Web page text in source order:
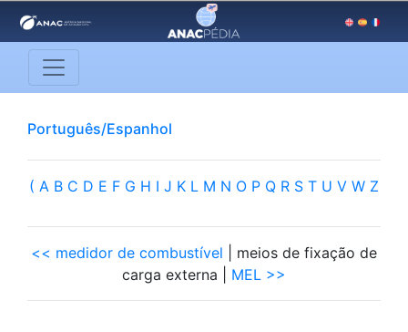
Português/Espanhol
( A B C D E F G H I J K L M N O P Q R S T U V W Z
<< medidor de combustível | meios de fixação de
carga externa | MEL >>